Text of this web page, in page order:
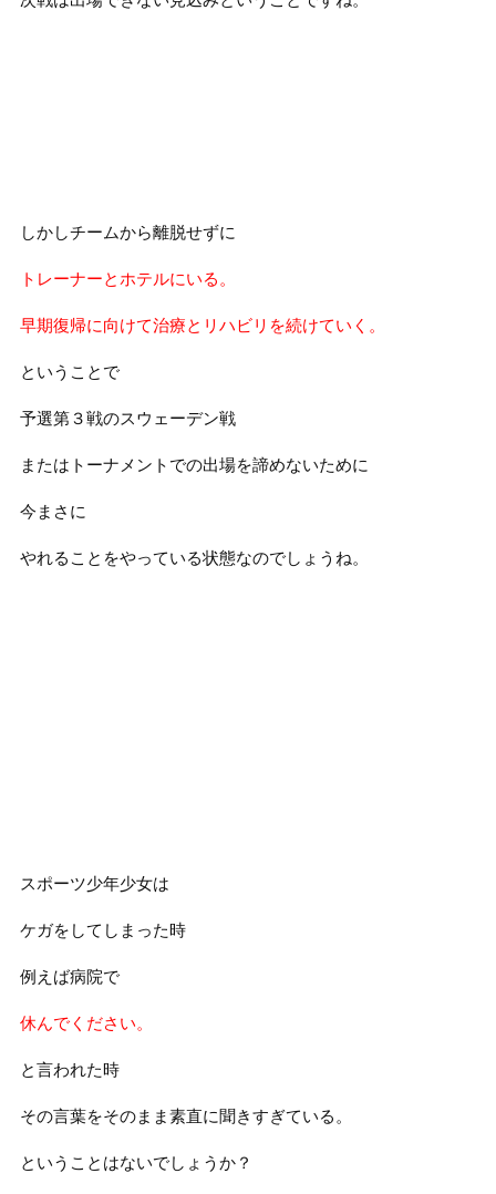
しかしチームから離脱せずに
トレーナーとホテルにいる。
早期復帰に向けて治療とリハビリを続けていく。
ということで
予選第３戦のスウェーデン戦
またはトーナメントでの出場を諦めないために
今まさに
やれることをやっている状態なのでしょうね。
スポーツ少年少女は
ケガをしてしまった時
例えば病院で
休んでください。
と言われた時
その言葉をそのまま素直に聞きすぎている。
ということはないでしょうか？